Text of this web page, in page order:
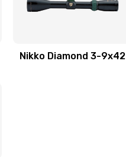
Nikko Diamond 3-9x42